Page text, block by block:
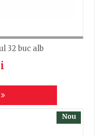
32 buc alb
Nou